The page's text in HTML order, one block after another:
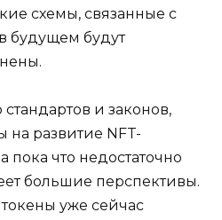
схемы, связанные с
будущем будут
и законов,
на развитие NFT-
пока что недостаточно
большие перспективы.
уже сейчас